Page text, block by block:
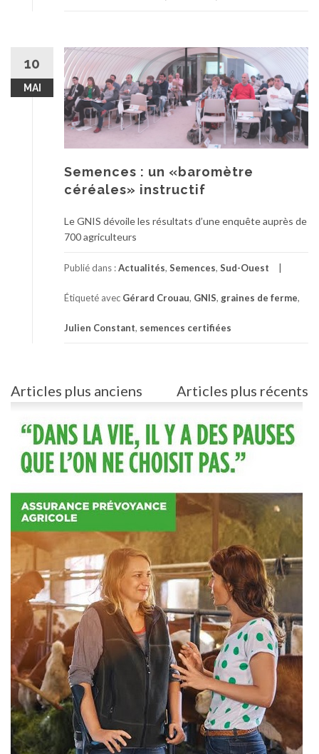
10
MAI
Semences : un «baromètre
céréales» instructif
Le GNIS dévoile les résultats d’une enquête auprès de
700 agriculteurs
Publié dans :Actualités, Semences, Sud-Ouest
Étiqueté avec Gérard Crouau, GNIS, graines de ferme,
Julien Constant, semences certifiées
Navigation
des
articles
Articles plus anciens Articles plus récents